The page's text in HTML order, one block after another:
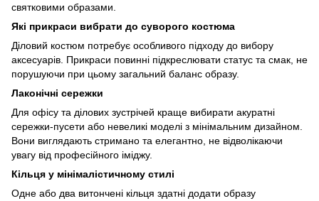
святковими образами.
Які прикраси вибрати до суворого костюма
Діловий костюм потребує особливого підходу до вибору
аксесуарів. Прикраси повинні підкреслювати статус та смак, не
порушуючи при цьому загальний баланс образу.
Лаконічні сережки
Для офісу та ділових зустрічей краще вибирати акуратні
сережки-пусети або невеликі моделі з мінімальним дизайном.
Вони виглядають стримано та елегантно, не відволікаючи
увагу від професійного іміджу.
Кільця у мінімалістичному стилі
Одне або два витончені кільця здатні додати образу